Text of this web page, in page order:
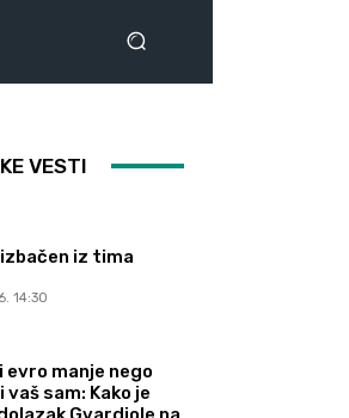
VESTI
iz tima
14:30
evro manje nego
vaš sam: Kako je